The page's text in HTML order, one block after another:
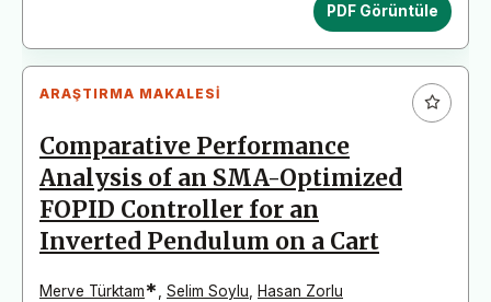
PDF Görüntüle
ARAŞTIRMA MAKALESI
Comparative Performance
Analysis of an SMA-Optimized
FOPID Controller for an
Inverted Pendulum on a Cart
Merve Türktam* Selim Soylu Hasan Zorlu